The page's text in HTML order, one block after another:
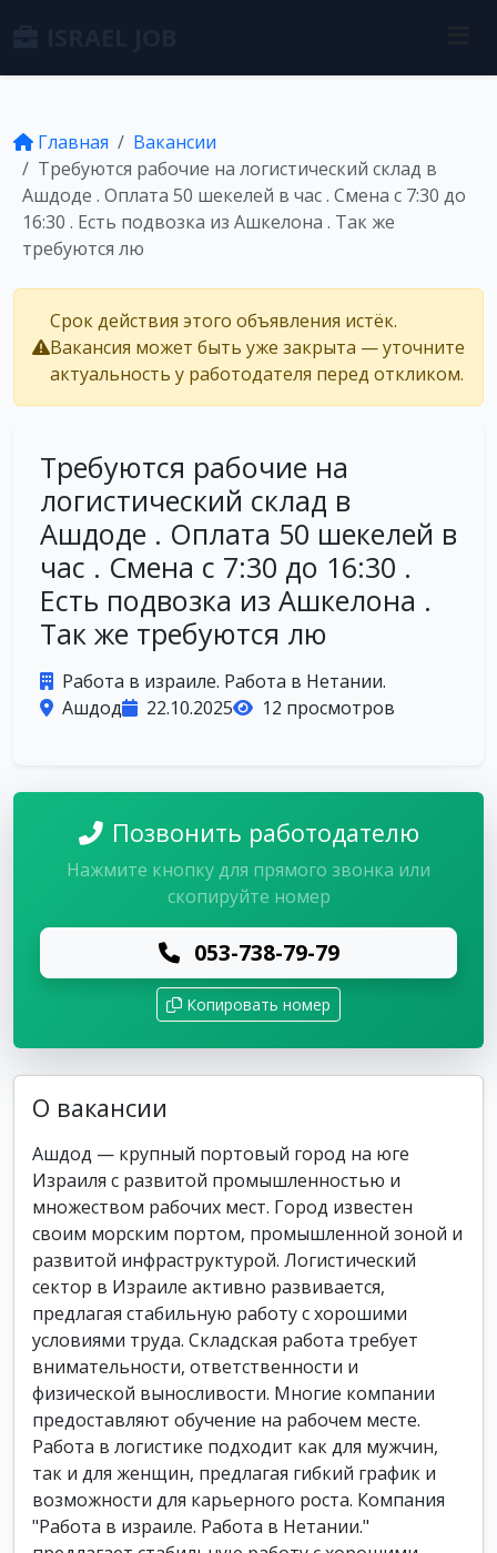
Главная
Вакансии
Требуются рабочие на логистический склад в
Ашдоде . Оплата 50 шекелей в час . Смена с 7:30 до
16:30 . Есть подвозка из Ашкелона . Так же
требуются лю
Срок действия этого объявления истёк.
Вакансия может быть уже закрыта — уточните
актуальность у работодателя перед откликом.
Требуются рабочие на
логистический склад в
Ашдоде . Оплата 50 шекелей в
час . Смена с 7:30 до 16:30 .
Есть подвозка из Ашкелона .
Так же требуются лю
Работа в израиле. Работа в Нетании.
Ашдод
22.10.2025 12 просмотров
Позвонить работодателю
Нажмите кнопку для прямого звонка или
скопируйте номер
053-738-79-79
Копировать номер
О вакансии
Ашдод — крупный портовый город на юге
Израиля с развитой промышленностью и
множеством рабочих мест. Город известен
своим морским портом, промышленной зоной и
развитой инфраструктурой. Логистический
сектор в Израиле активно развивается,
предлагая стабильную работу с хорошими
условиями труда. Складская работа требует
внимательности, ответственности и
физической выносливости. Многие компании
предоставляют обучение на рабочем месте.
Работа в логистике подходит как для мужчин,
так и для женщин, предлагая гибкий график и
возможности для карьерного роста. Компания
"Работа в израиле. Работа в Нетании."